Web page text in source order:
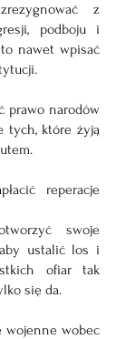
z
podboju i
nawet wpisać
prawo narodów
tych, które żyją
reperacje
swoje
ustalić los i
ofiar tak
się da.
wojenne wobec